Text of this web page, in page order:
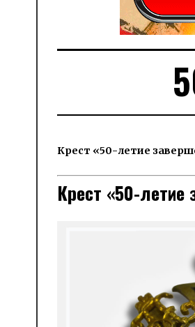
Крест «50-летие
Крест «50-летие